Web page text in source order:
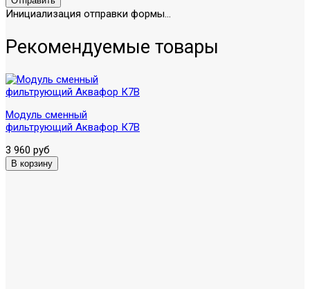
Инициализация отправки формы...
Рекомендуемые товары
Модуль сменный
фильтрующий Аквафор К7В
3 960 руб